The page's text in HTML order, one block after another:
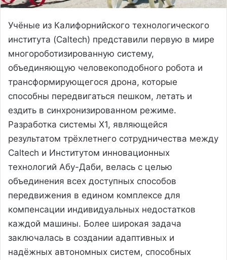
Учёные из Калифорнийского технологического
института (Caltech) представили первую в мире
многороботизированную систему,
объединяющую человекоподобного робота и
трансформирующегося дрона, которые
способны передвигаться пешком, летать и
ездить в синхронизированном режиме.
Разработка системы X1, являющейся
результатом трёхлетнего сотрудничества между
Caltech и Институтом инновационных
технологий Абу-Даби, велась с целью
объединения всех доступных способов
передвижения в едином комплексе для
компенсации индивидуальных недостатков
каждой машины. Более широкая задача
заключалась в создании адаптивных и
надёжных автономных систем, способных